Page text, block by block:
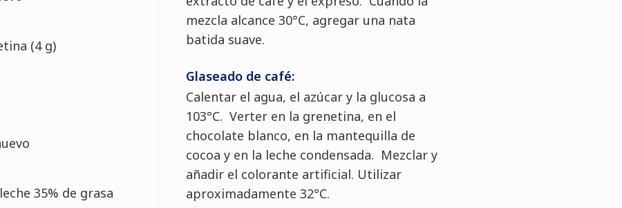
(4 g)
35% de grasa
mezcla alcance 30°C, agregar una nata
batida suave.
Glaseado de café:
Calentar el agua, el azúcar y la glucosa a
103°C. Verter en la grenetina, en el
chocolate blanco, en la mantequilla de
cocoa y en la leche condensada. Mezclar y
añadir el colorante artificial. Utilizar
aproximadamente 32°C.